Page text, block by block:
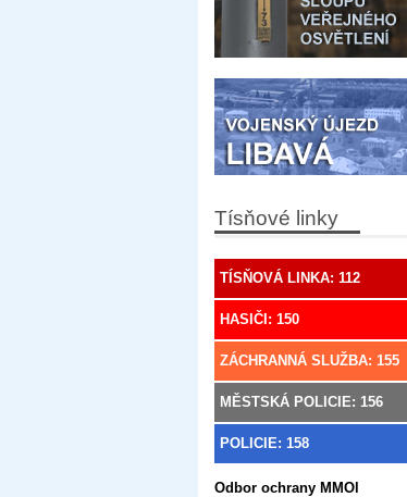
Tísňové linky
TÍSŇOVÁ LINKA: 112
HASIČI: 150
ZÁCHRANNÁ SLUŽBA: 155
MĚSTSKÁ POLICIE: 156
POLICIE: 158
Odbor ochrany MMOl